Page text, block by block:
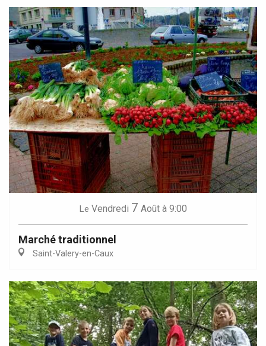
Le Vendredi 7 Août à 9:00
Marché traditionnel
Saint-Valery-en-Caux